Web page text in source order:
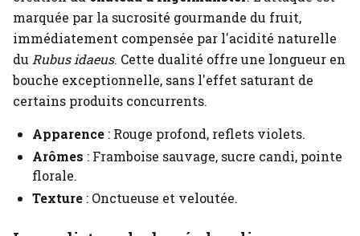
marquée par la sucrosité gourmande du fruit,
immédiatement compensée par l'acidité naturelle
du Rubus idaeus. Cette dualité offre une longueur en
bouche exceptionnelle, sans l'effet saturant de
certains produits concurrents.
Apparence : Rouge profond, reflets violets.
Arômes : Framboise sauvage, sucre candi, pointe
florale.
Texture : Onctueuse et veloutée.